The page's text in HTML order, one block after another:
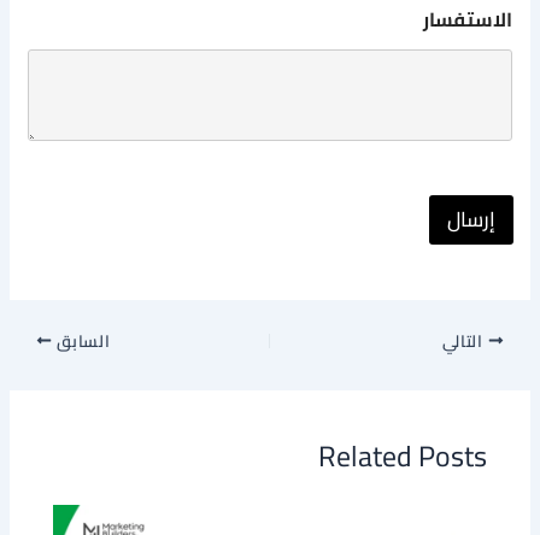
الاستفسار
إرسال
السابق
Related Posts